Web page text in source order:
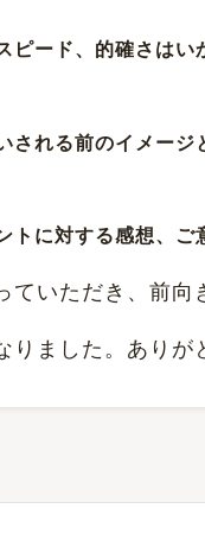
ピード、的確さはい
される前のイメージ
トに対する感想、ご
ていただき、前向
りました。ありが